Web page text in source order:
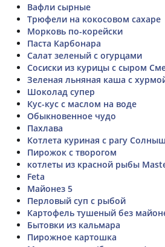
Вафли сырные
Трюфели на кокосовом сахаре
Морковь по-корейски
Паста Карбонара
Салат зеленый с огурцами
Сосиски из курицы с сыром
Зеленая льняная каша с
Шоколад супер
Кус-кус с маслом на воде
Обыкновенное чудо
Пахлава
Котлета куриная с рагу
Пирожок с творогом
котлеты из красной рыбы
Feta
Майонез 5
Перловый суп с рыбой
Картофель тушеный без
Бытовки из кальмара
Пирожное картошка